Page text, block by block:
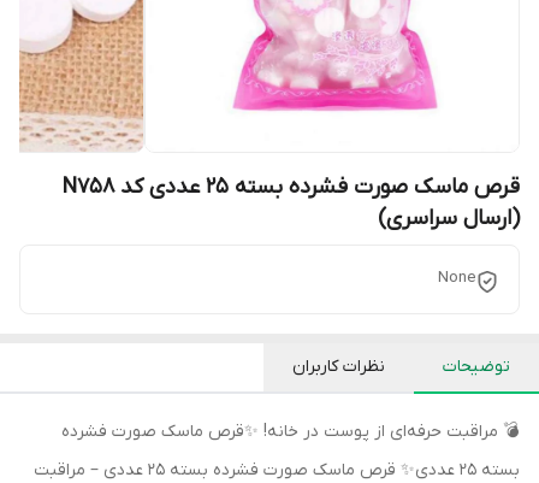
قرص ماسک صورت فشرده بسته 25 عددی کد N758
(ارسال سراسری)
None
توضیحات نظرات کاربران
💣 مراقبت حرفه‌ای از پوست در خانه! ✨قرص ماسک صورت فشرده
بسته 25 عددی✨ قرص ماسک صورت فشرده بسته 25 عددی – مراقبت